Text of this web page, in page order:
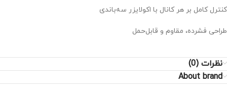
کنترل کامل بر هر کانال با اکولایزر سه‌باندی
طراحی فشرده، مقاوم و قابل‌حمل
نظرات (0)
About brand